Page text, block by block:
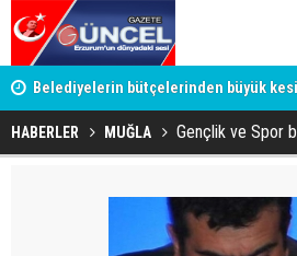
Belediyelerin bütçelerinden büyük
HABERLER MUĞLA Gençlik ve Spor